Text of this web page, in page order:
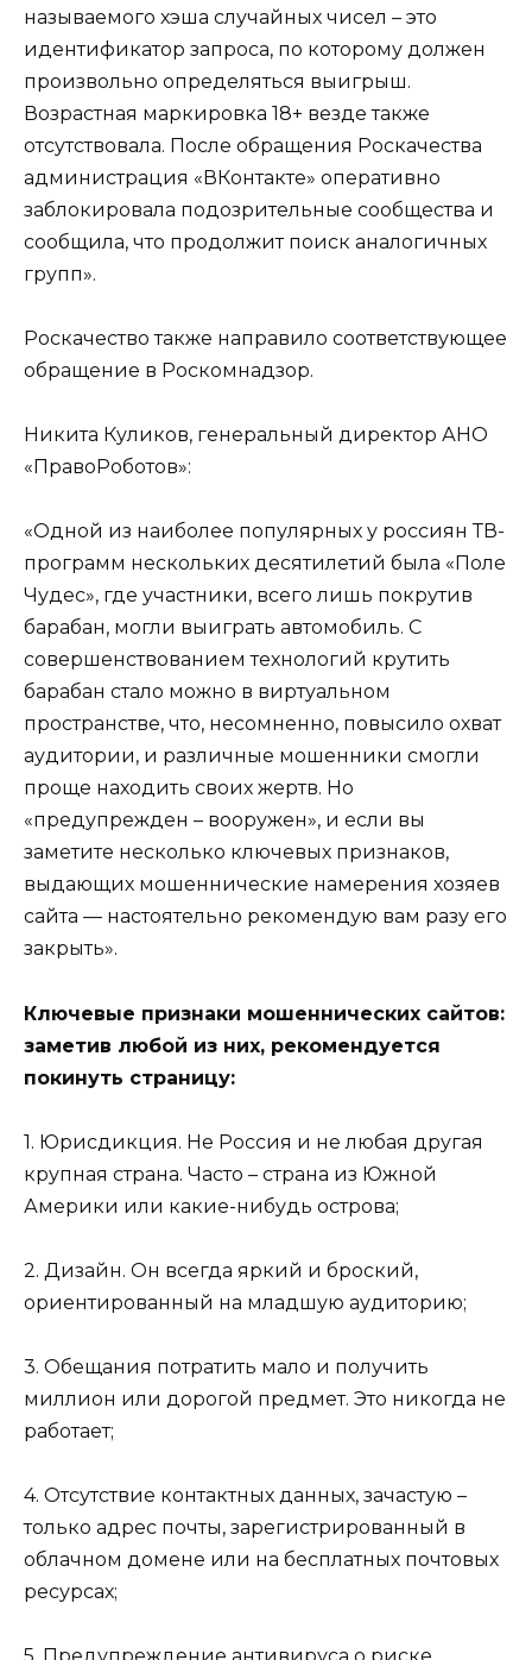
называемого хэша случайных чисел – это
идентификатор запроса, по которому должен
произвольно определяться выигрыш.
Возрастная маркировка 18+ везде также
отсутствовала. После обращения Роскачества
администрация «ВКонтакте» оперативно
заблокировала подозрительные сообщества и
сообщила, что продолжит поиск аналогичных
групп».
Роскачество также направило соответствующее
обращение в Роскомнадзор.
Никита Куликов, генеральный директор АНО
«ПравоРоботов»:
«Одной из наиболее популярных у россиян ТВ-
программ нескольких десятилетий была «Поле
Чудес», где участники, всего лишь покрутив
барабан, могли выиграть автомобиль. С
совершенствованием технологий крутить
барабан стало можно в виртуальном
пространстве, что, несомненно, повысило охват
аудитории, и различные мошенники смогли
проще находить своих жертв. Но
«предупрежден – вооружен», и если вы
заметите несколько ключевых признаков,
выдающих мошеннические намерения хозяев
сайта — настоятельно рекомендую вам разу его
закрыть».
Ключевые признаки мошеннических сайтов:
заметив любой из них, рекомендуется
покинуть страницу:
1. Юрисдикция. Не Россия и не любая другая
крупная страна. Часто – страна из Южной
Америки или какие-нибудь острова;
2. Дизайн. Он всегда яркий и броский,
ориентированный на младшую аудиторию;
3. Обещания потратить мало и получить
миллион или дорогой предмет. Это никогда не
работает;
4. Отсутствие контактных данных, зачастую –
только адрес почты, зарегистрированный в
облачном домене или на бесплатных почтовых
ресурсах;